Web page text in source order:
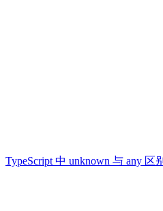
TypeScript 中 unknown 与 any 区